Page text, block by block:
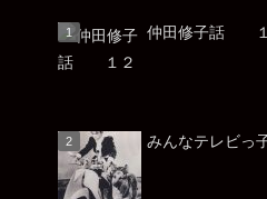
仲田修子話
みんなテレ